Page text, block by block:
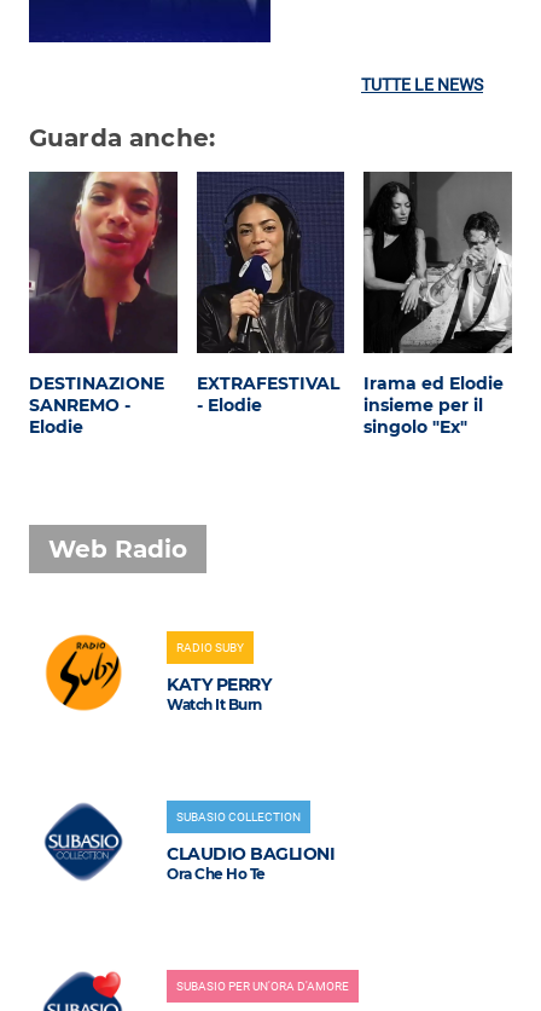
TUTTE LE NEWS
Guarda anche:
DESTINAZIONE
SANREMO -
Elodie
EXTRAFESTIVAL
- Elodie
Irama ed Elodie
insieme per il
singolo "Ex"
Web Radio
RADIO SUBY
KATY PERRY
Watch It Burn
SUBASIO COLLECTION
CLAUDIO BAGLIONI
Ora Che Ho Te
SUBASIO PER UN'ORA D'AMORE